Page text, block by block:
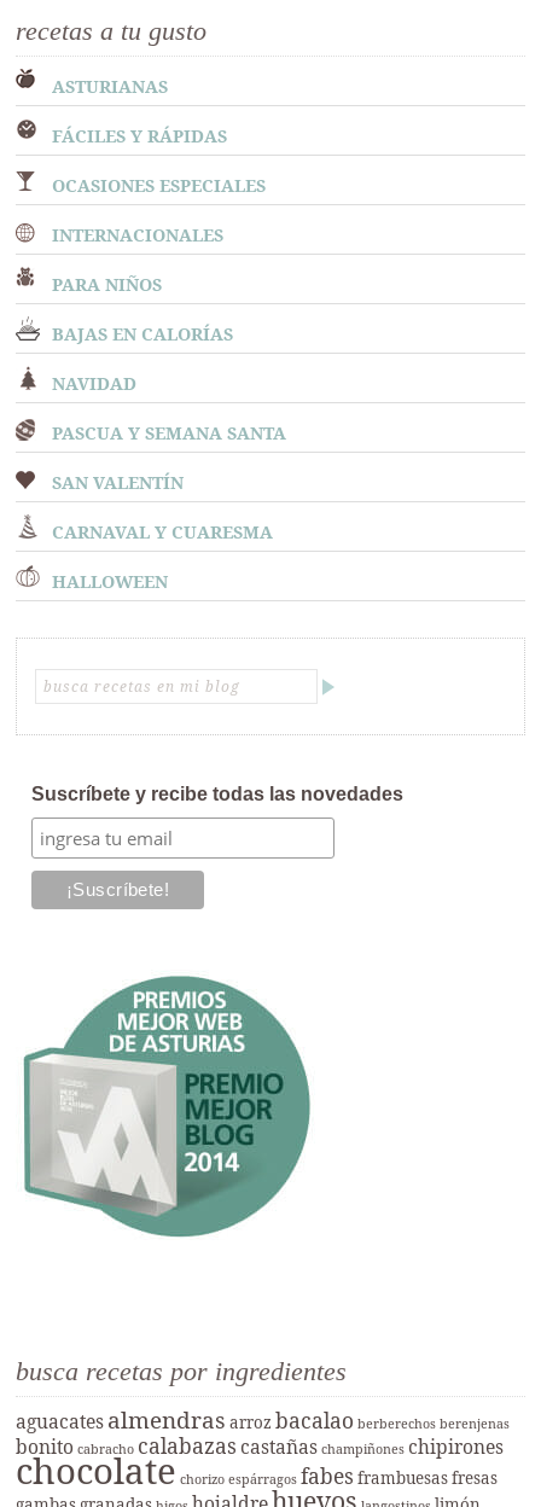
recetas a tu gusto
ASTURIANAS
FÁCILES Y RÁPIDAS
OCASIONES ESPECIALES
INTERNACIONALES
PARA NIÑOS
BAJAS EN CALORÍAS
NAVIDAD
PASCUA Y SEMANA SANTA
SAN VALENTÍN
CARNAVAL Y CUARESMA
HALLOWEEN
Suscríbete y recibe todas las novedades
busca recetas por ingredientes
aguacatesalmendras arroz bacalao berberechos berenjenas
bonito cabracho calabazas castañas champiñones chipirones
chocolate chorizo espárragos fabes frambuesasfresas